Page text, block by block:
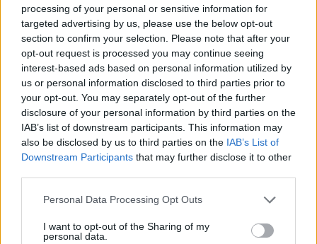
processing of your personal or sensitive information for
targeted advertising by us, please use the below opt-out
section to confirm your selection. Please note that after your
opt-out request is processed you may continue seeing
interest-based ads based on personal information utilized by
us or personal information disclosed to third parties prior to
your opt-out. You may separately opt-out of the further
disclosure of your personal information by third parties on the
IAB’s list of downstream participants. This information may
also be disclosed by us to third parties on the IAB’s List of
Downstream Participants that may further disclose it to other
Please note that this website/app uses one or more Google
not limited to your visit or usage behaviour. You may click to
grant or deny consent to Google and its third-party tags to
Personal Data Processing Opt Outs
I want to opt-out of the Sharing of my
personal data.
Szólj hozzá!
A hozzászóláshoz be kell lépned!
VAGY